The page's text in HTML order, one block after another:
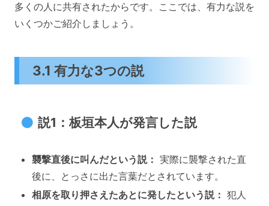
多くの人に共有されたからです。ここでは、有力な説を
いくつかご紹介しましょう。
3.1 有力な3つの説
説1：板垣本人が発言した説
襲撃直後に叫んだという説： 実際に襲撃された直
後に、とっさに出た言葉だとされています。
相原を取り押さえたあとに発したという説： 犯人